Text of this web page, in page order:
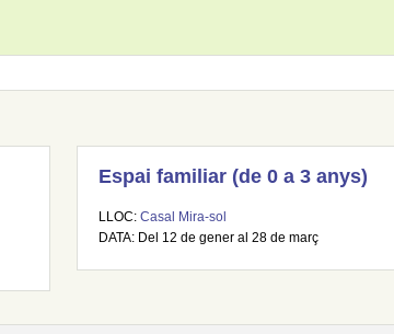
Espai familiar (de 0 a 3 anys)
LLOC: Casal Mira-sol
DATA: Del 12 de gener al 28 de març